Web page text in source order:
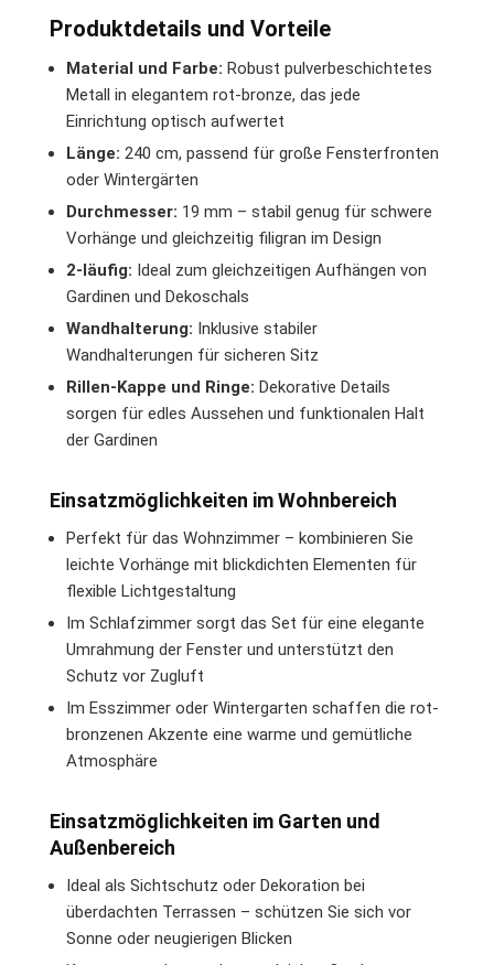
Produktdetails und Vorteile
Material und Farbe: Robust pulverbeschichtetes
Metall in elegantem rot-bronze, das jede
Einrichtung optisch aufwertet
Länge: 240 cm, passend für große Fensterfronten
oder Wintergärten
Durchmesser: 19 mm – stabil genug für schwere
Vorhänge und gleichzeitig filigran im Design
2-läufig: Ideal zum gleichzeitigen Aufhängen von
Gardinen und Dekoschals
Wandhalterung: Inklusive stabiler
Wandhalterungen für sicheren Sitz
Rillen-Kappe und Ringe: Dekorative Details
sorgen für edles Aussehen und funktionalen Halt
der Gardinen
Einsatzmöglichkeiten im Wohnbereich
Perfekt für das Wohnzimmer – kombinieren Sie
leichte Vorhänge mit blickdichten Elementen für
flexible Lichtgestaltung
Im Schlafzimmer sorgt das Set für eine elegante
Umrahmung der Fenster und unterstützt den
Schutz vor Zugluft
Im Esszimmer oder Wintergarten schaffen die rot-
bronzenen Akzente eine warme und gemütliche
Atmosphäre
Einsatzmöglichkeiten im Garten und
Außenbereich
Ideal als Sichtschutz oder Dekoration bei
überdachten Terrassen – schützen Sie sich vor
Sonne oder neugierigen Blicken